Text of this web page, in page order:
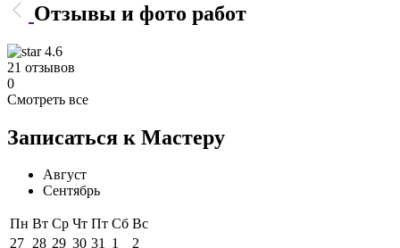
Отзывы и фото работ
4.6
21 отзывов
0
Смотреть все
Записаться к Мастеру
Август
Сентябрь
Пн Вт Ср Чт Пт Сб Вс
27 28 29 30 31 1
2